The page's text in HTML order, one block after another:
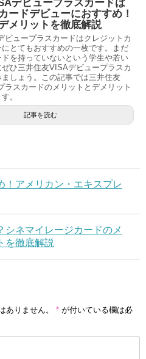
デビュープラスカードは
ードデビューにおすすめ！
メリットを徹底解説
ビュープラスカードはクレジットカ
とてもおすすめの一枚です。まだ
を持っていないという学生や若い
ひ三井住友VISAデビュープラスカ
しょう。この記事では三井住友
ラスカードのメリットとデメリット
。
記事を読む
！アメリカン・エキスプレ
シネマイレージカードのメ
を徹底解説
ありません。 * が付いている欄は必